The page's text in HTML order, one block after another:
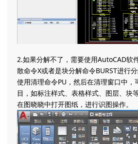
2.如果分解不了，需要使用AutoCAD软
散命令X或者是块分解命令BURST进行
使用清理命令PU，然后在清理窗口中，
目，如标注样式、表格样式、图层、块
在图晓晓中打开图纸，进行识图操作。